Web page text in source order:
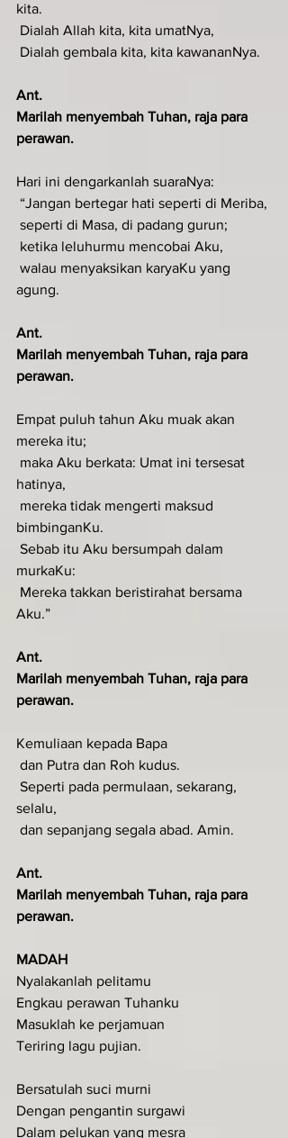
kita.
Dialah Allah kita, kita umatNya,
Dialah gembala kita, kita kawananNya.
Ant.
Marilah menyembah Tuhan, raja para
perawan.
Hari ini dengarkanlah suaraNya:
“Jangan bertegar hati seperti di Meriba,
seperti di Masa, di padang gurun;
ketika leluhurmu mencobai Aku,
agung.
Ant.
Marilah menyembah Tuhan, raja para
perawan.
Empat puluh tahun Aku muak akan
mereka itu;
hatinya,
bimbinganKu.
murkaKu:
Aku.”
Ant.
Marilah menyembah Tuhan, raja para
perawan.
Kemuliaan kepada Bapa
dan Putra dan Roh kudus.
selalu,
dan sepanjang segala abad. Amin.
Ant.
Marilah menyembah Tuhan, raja para
perawan.
MADAH
Nyalakanlah pelitamu
Engkau perawan Tuhanku
Masuklah ke perjamuan
Teriring lagu pujian.
Bersatulah suci murni
Dengan pengantin surgawi
Dalam pelukan yang mesra